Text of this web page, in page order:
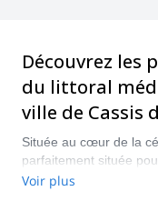
Découvrez les
du littoral
ville de Cassis
Située au cœur de la
parfaitement située
Avec des paysages
Voir plus